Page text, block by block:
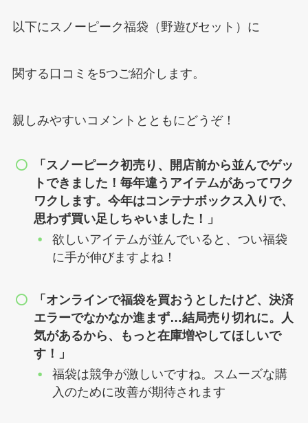
以下にスノーピーク福袋（野遊びセット）に
関する口コミを5つご紹介します。
親しみやすいコメントとともにどうぞ！
「スノーピーク初売り、開店前から並んでゲッ
トできました！毎年違うアイテムがあってワク
ワクします。今年はコンテナボックス入りで、
思わず買い足しちゃいました！」
欲しいアイテムが並んでいると、つい福袋
に手が伸びますよね！
「オンラインで福袋を買おうとしたけど、決済
エラーでなかなか進まず…結局売り切れに。人
気があるから、もっと在庫増やしてほしいで
す！」
福袋は競争が激しいですね。スムーズな購
入のために改善が期待されます